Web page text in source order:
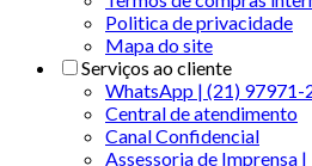
Politica de privacidade
Mapa do site
Serviços ao cliente
WhatsApp | (21) 97971-
Central de atendimento
Canal Confidencial
Assessoria de Imprensa |